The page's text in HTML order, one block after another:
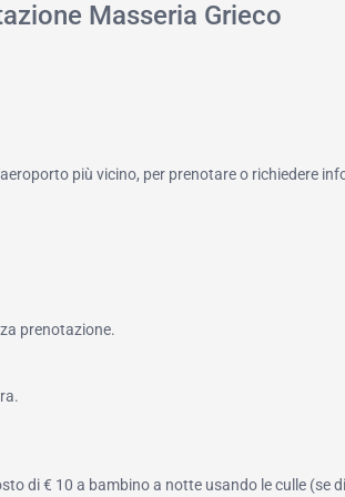
Masseria Grieco
più vicino, per prenotare o richiedere
prenotazione.
di € 10 a bambino a notte usando le culle (se